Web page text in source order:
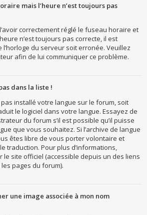
mais l’heure n’est toujours pas
correctement réglé le fuseau horaire et
n’est toujours pas correcte, il est
l’horloge du serveur soit erronée. Veuillez
afin de lui communiquer ce problème.
dans la liste !
pas installé votre langue sur le forum, soit
le logiciel dans votre langue. Essayez de
du forum s’il est possible qu’il puisse
que vous souhaitez. Si l’archive de langue
êtes libre de vous porter volontaire et
traduction. Pour plus d’informations,
site officiel (accessible depuis un des liens
pages du forum).
une image associée à mon nom